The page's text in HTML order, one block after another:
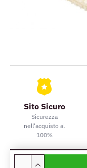
Sito Sicuro
Sicurezza
nell'acquisto al
100%